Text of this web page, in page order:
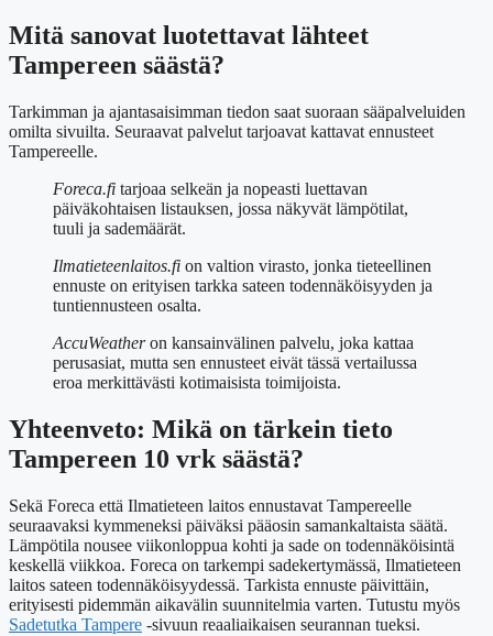
Mitä sanovat luotettavat lähteet
Tampereen säästä?
Tarkimman ja ajantasaisimman tiedon saat suoraan sääpalveluiden
omilta sivuilta. Seuraavat palvelut tarjoavat kattavat ennusteet
Tampereelle.
Foreca.fi tarjoaa selkeän ja nopeasti luettavan
päiväkohtaisen listauksen, jossa näkyvät lämpötilat,
tuuli ja sademäärät.
Ilmatieteenlaitos.fi on valtion virasto, jonka tieteellinen
ennuste on erityisen tarkka sateen todennäköisyyden ja
tuntiennusteen osalta.
AccuWeatheron kansainvälinen palvelu, joka kattaa
perusasiat, mutta sen ennusteet eivät tässä vertailussa
eroa merkittävästi kotimaisista toimijoista.
Yhteenveto: Mikä on tärkein tieto
Tampereen 10 vrk säästä?
Sekä Foreca että Ilmatieteen laitos ennustavat Tampereelle
seuraavaksi kymmeneksi päiväksi pääosin samankaltaista säätä.
Lämpötila nousee viikonloppua kohti ja sade on todennäköisintä
keskellä viikkoa. Foreca on tarkempi sadekertymässä, Ilmatieteen
laitos sateen todennäköisyydessä. Tarkista ennuste päivittäin,
erityisesti pidemmän aikavälin suunnitelmia varten. Tutustu myös
Sadetutka Tampere -sivuun reaaliaikaisen seurannan tueksi.